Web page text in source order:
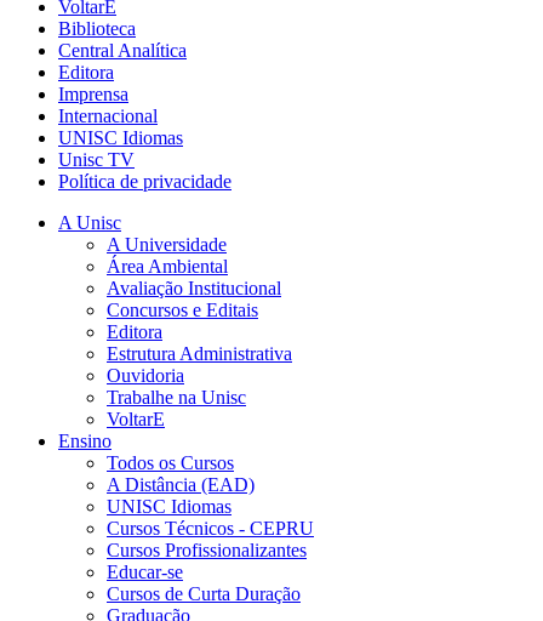
VoltarE
Biblioteca
Central Analítica
Editora
Imprensa
Internacional
UNISC Idiomas
Unisc TV
Política de privacidade
A Unisc
A Universidade
Área Ambiental
Avaliação Institucional
Concursos e Editais
Editora
Estrutura Administrativa
Ouvidoria
Trabalhe na Unisc
VoltarE
Ensino
Todos os Cursos
A Distância (EAD)
UNISC Idiomas
Cursos Técnicos - CEPRU
Cursos Profissionalizantes
Educar-se
Cursos de Curta Duração
Graduação